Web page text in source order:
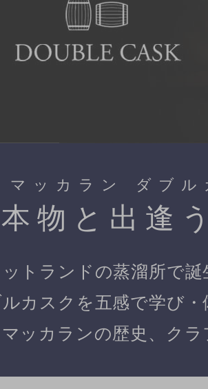
マッカラン ダブル
本物と出逢
トランドの蒸溜所で誕
カスクを五感で学び
ッカランの歴史、ク